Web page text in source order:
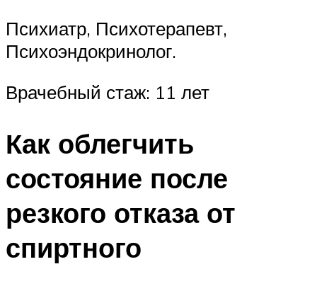
Психиатр, Психотерапевт,
Психоэндокринолог.
Врачебный стаж: 11 лет
Как облегчить
состояние после
резкого отказа от
спиртного